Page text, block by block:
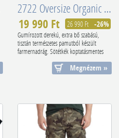
2722 Oversize Organic Cotton Denim (Gumírozott)
19 990 Ft 26 990 Ft -26%
Gumírozott derekú, extra bő szabású,
tisztán természetes pamutból készült
farmernadrág. Sötétkék koptatásmentes
Megnézem »